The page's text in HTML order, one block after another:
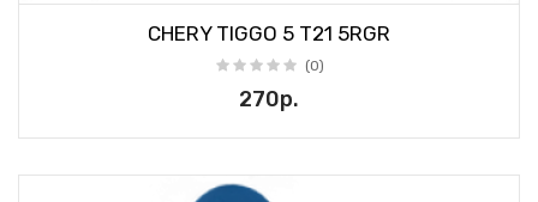
CHERY TIGGO 5 T21 5RGR
(0)
270р.